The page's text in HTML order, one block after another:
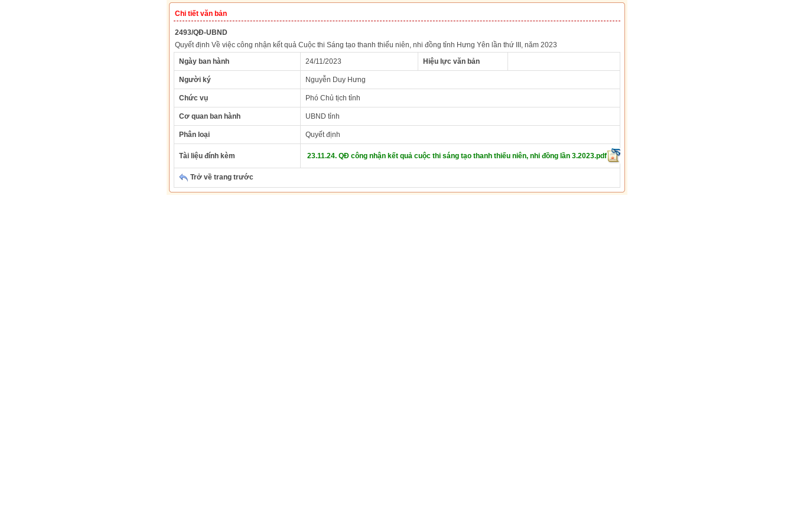
Chi tiết văn bản
2493/QĐ-UBND
Quyết định Về việc công nhận kết quả Cuộc thi Sáng tạo thanh thiếu niên, nhi đồng tỉnh Hưng Yên lần thứ III, năm 2023
Ngày ban hành
24/11/2023 Hiệu lực văn bản
Người ký Nguyễn Duy Hưng
Chức vụ Phó Chủ tịch tỉnh
Cơ quan ban hành UBND tỉnh
Phân loại Quyết định
Tài liệu đính kèm 23.11.24. QĐ công nhận kết quả cuộc thi sáng tạo thanh thiếu niên, nhi đồng lần 3.2023.pdf
Trở về trang trước